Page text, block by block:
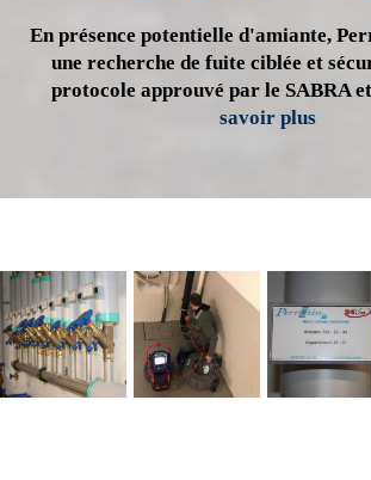
En présence potentielle d'amiante,
une recherche de fuite ciblée et
protocole approuvé par le SABRA
savoir plus